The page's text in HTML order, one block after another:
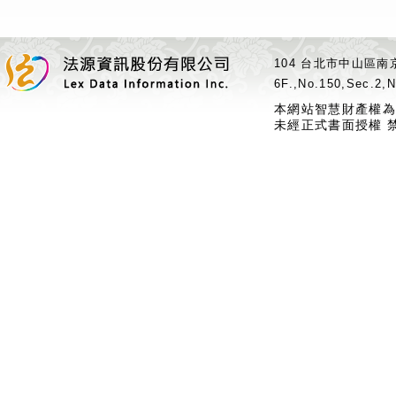
104 台北市中山區
本網站智慧財產權
未經正式書面授權